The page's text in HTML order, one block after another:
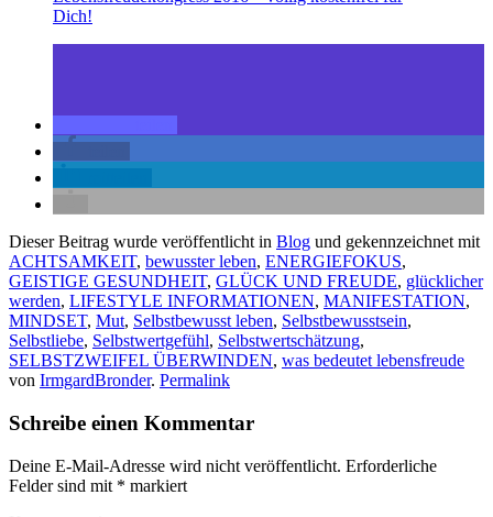
Dich!
Dieser Beitrag wurde veröffentlicht in Blog und gekennzeichnet mit
ACHTSAMKEIT, bewusster leben, ENERGIEFOKUS,
GEISTIGE GESUNDHEIT, GLÜCK UND FREUDE, glücklicher
werden, LIFESTYLE INFORMATIONEN, MANIFESTATION,
MINDSET, Mut, Selbstbewusst leben, Selbstbewusstsein,
Selbstliebe, Selbstwertgefühl, Selbstwertschätzung,
SELBSTZWEIFEL ÜBERWINDEN, was bedeutet lebensfreude
von IrmgardBronder. Permalink
Schreibe einen Kommentar
Deine E-Mail-Adresse wird nicht veröffentlicht. Erforderliche
Felder sind mit * markiert